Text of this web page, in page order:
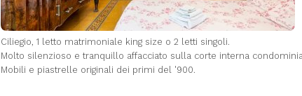
Ciliegio, 1 letto matrimoniale king size o 2 letti singoli.
Molto silenzioso e tranquillo affacciato sulla corte interna
Mobili e piastrelle originali dei primi del '900.